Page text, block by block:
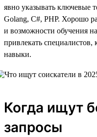
явно указывать ключевые
Golang, C#, PHP. Хорошо
и возможности обучения
привлекать
навыки.
Когда ищут
запросы